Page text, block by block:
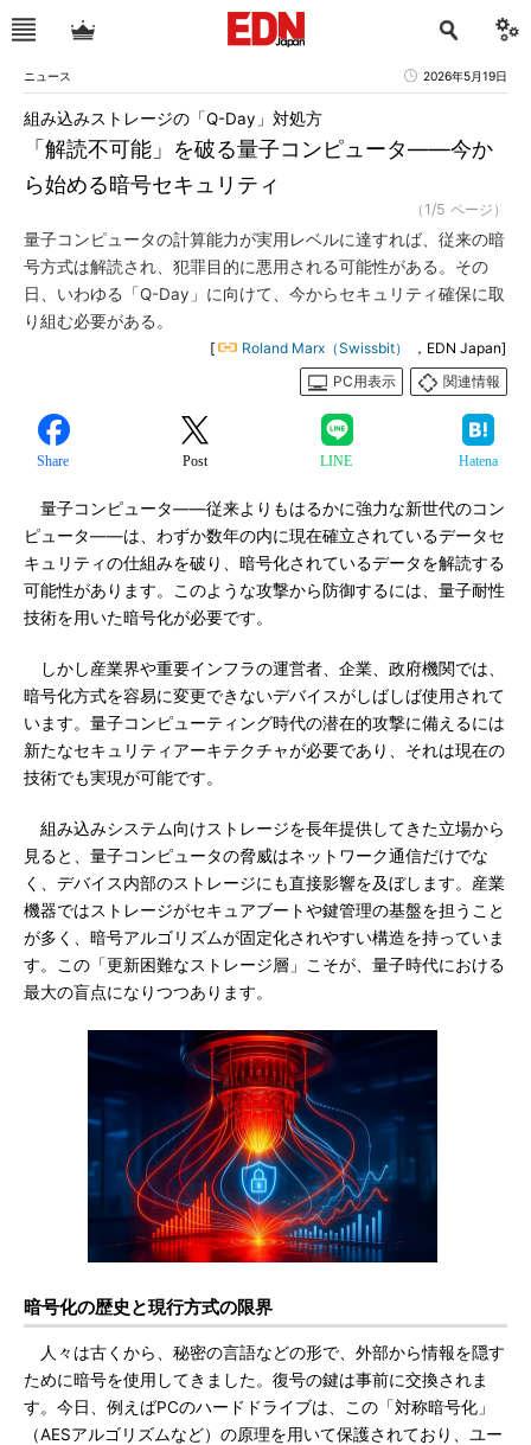
ニュース 2026年5月19日
「解読不可能」を破る量子コンピュータ――今か
ら始める暗号セキュリティ
組み込みストレージの「Q-Day」対処方
（1/5 ページ）
量子コンピュータの計算能力が実用レベルに達すれば、従来の暗
号方式は解読され、犯罪目的に悪用される可能性がある。その
日、いわゆる「Q-Day」に向けて、今からセキュリティ確保に取
り組む必要がある。
[ Roland Marx（Swissbit）
，EDN Japan]
PC用表示
関連情報
Share Post LINE Hatena
量子コンピュータ――従来よりもはるかに強力な新世代のコン
ピュータ――は、わずか数年の内に現在確立されているデータセ
キュリティの仕組みを破り、暗号化されているデータを解読する
可能性があります。このような攻撃から防御するには、量子耐性
技術を用いた暗号化が必要です。
しかし産業界や重要インフラの運営者、企業、政府機関では、
暗号化方式を容易に変更できないデバイスがしばしば使用されて
います。量子コンピューティング時代の潜在的攻撃に備えるには
新たなセキュリティアーキテクチャが必要であり、それは現在の
技術でも実現が可能です。
組み込みシステム向けストレージを長年提供してきた立場から
見ると、量子コンピュータの脅威はネットワーク通信だけでな
く、デバイス内部のストレージにも直接影響を及ぼします。産業
機器ではストレージがセキュアブートや鍵管理の基盤を担うこと
が多く、暗号アルゴリズムが固定化されやすい構造を持っていま
す。この「更新困難なストレージ層」こそが、量子時代における
最大の盲点になりつつあります。
暗号化の歴史と現行方式の限界
人々は古くから、秘密の言語などの形で、外部から情報を隠す
ために暗号を使用してきました。復号の鍵は事前に交換されま
す。今日、例えばPCのハードドライブは、この「対称暗号化」
（AESアルゴリズムなど）の原理を用いて保護されており、ユー